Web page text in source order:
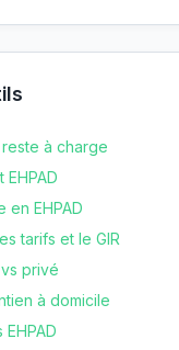
à charge
en EHPAD
tarifs et le GIR
privé
à domicile